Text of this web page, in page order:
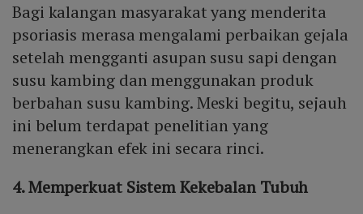
Bagi kalangan masyarakat yang menderita
psoriasis merasa mengalami perbaikan gejala
setelah mengganti asupan susu sapi dengan
susu kambing dan menggunakan produk
berbahan susu kambing. Meski begitu, sejauh
ini belum terdapat penelitian yang
menerangkan efek ini secara rinci.
4. Memperkuat Sistem Kekebalan Tubuh